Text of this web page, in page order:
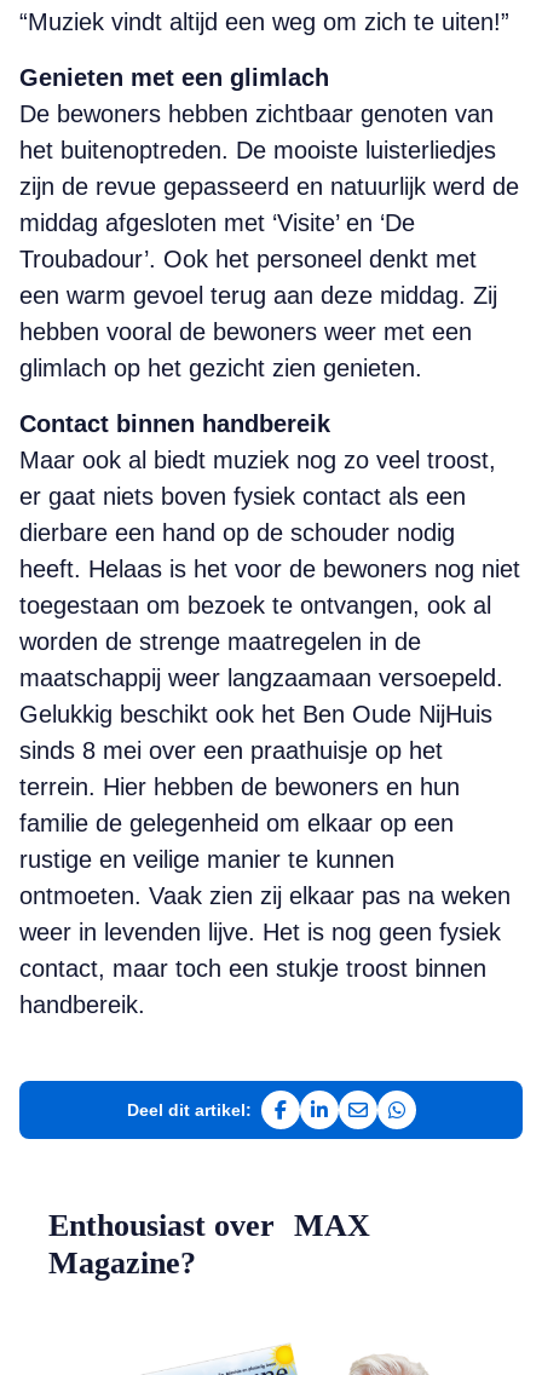
“Muziek vindt altijd een weg om zich te uiten!”
Genieten met een glimlach
De bewoners hebben zichtbaar genoten van
het buitenoptreden. De mooiste luisterliedjes
zijn de revue gepasseerd en natuurlijk werd de
middag afgesloten met ‘Visite’ en ‘De
Troubadour’. Ook het personeel denkt met
een warm gevoel terug aan deze middag. Zij
hebben vooral de bewoners weer met een
glimlach op het gezicht zien genieten.
Contact binnen handbereik
Maar ook al biedt muziek nog zo veel troost,
er gaat niets boven fysiek contact als een
dierbare een hand op de schouder nodig
heeft. Helaas is het voor de bewoners nog niet
toegestaan om bezoek te ontvangen, ook al
worden de strenge maatregelen in de
maatschappij weer langzaamaan versoepeld.
Gelukkig beschikt ook het Ben Oude NijHuis
sinds 8 mei over een praathuisje op het
terrein. Hier hebben de bewoners en hun
familie de gelegenheid om elkaar op een
rustige en veilige manier te kunnen
ontmoeten. Vaak zien zij elkaar pas na weken
weer in levenden lijve. Het is nog geen fysiek
contact, maar toch een stukje troost binnen
handbereik.
Deel dit artikel:
Deel op Facebook
Deel op LinkedIn
Deel via e-mail
Deel via
Enthousiast over MAX
Magazine?